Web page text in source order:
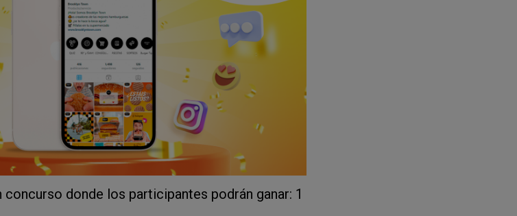
concurso donde los participantes podrán ganar: 1